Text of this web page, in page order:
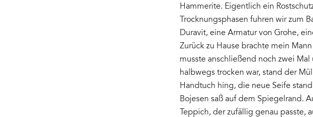
Hammerite. Eigentlich ein
Trocknungsphasen fuhren wir zum
Duravit, eine Armatur von Grohe,
Zurück zu Hause brachte mein
musste anschließend noch zwei
halbwegs trocken war, stand der
Handtuch hing, die neue Seife
Bojesen saß auf dem Spiegelrand.
Teppich, der zufällig genau passte,